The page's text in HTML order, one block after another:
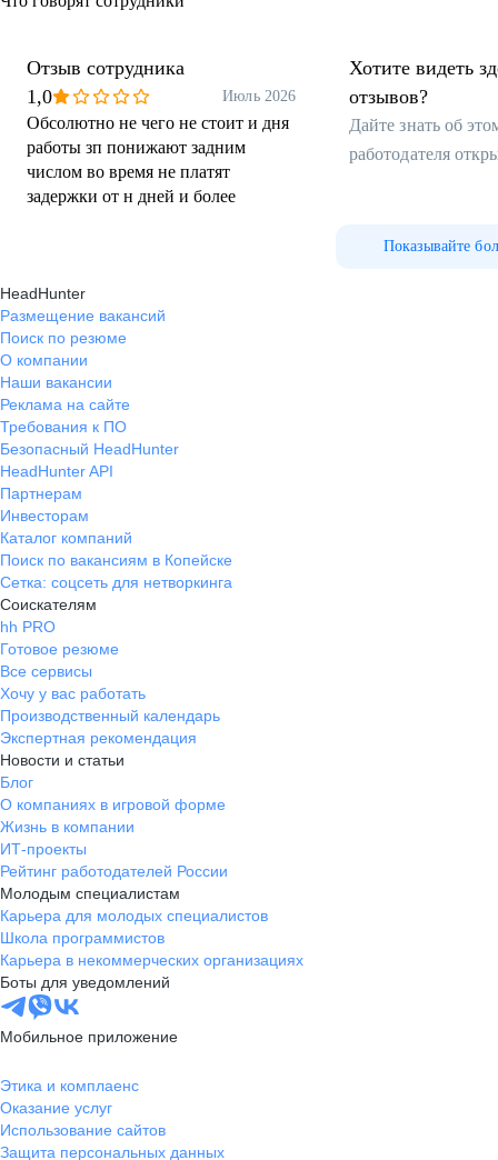
Отзыв сотрудника
1,0
Июль 2026
Обсолютно не чего не стоит и дня
работы зп понижают задним
числом во время не платят
задержки от н дней и более
Хотите видеть
отзывов?
Дайте знать об
работодателя
Показывайте
HeadHunter
Размещение вакансий
Поиск по резюме
О компании
Наши вакансии
Реклама на сайте
Требования к ПО
Безопасный HeadHunter
HeadHunter API
Партнерам
Инвесторам
Каталог компаний
Поиск по вакансиям в Копейске
Сетка: соцсеть для нетворкинга
Соискателям
hh PRO
Готовое резюме
Все сервисы
Хочу у вас работать
Производственный календарь
Экспертная рекомендация
Новости и статьи
Блог
О компаниях в игровой форме
Жизнь в компании
ИТ-проекты
Рейтинг работодателей России
Молодым специалистам
Карьера для молодых специалистов
Школа программистов
Карьера в некоммерческих организациях
Боты для уведомлений
Мобильное приложение
Этика и комплаенс
Оказание услуг
Использование сайтов
Защита персональных данных